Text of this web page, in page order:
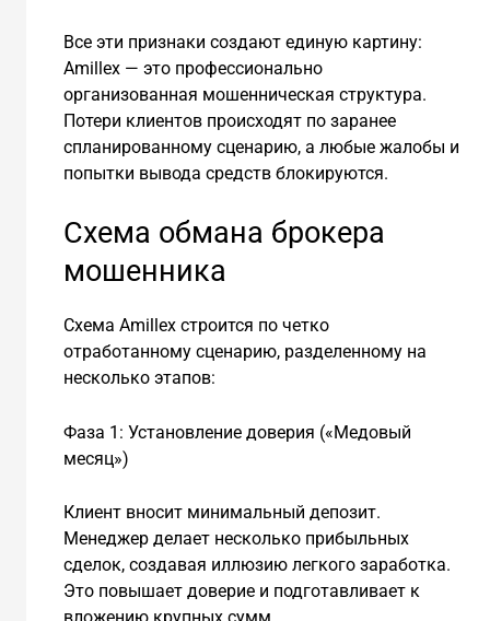
Все эти признаки создают единую картину:
Amillex — это профессионально
организованная мошенническая структура.
Потери клиентов происходят по заранее
спланированному сценарию, а любые жалобы и
попытки вывода средств блокируются.
Схема обмана брокера
мошенника
Схема Amillex строится по четко
отработанному сценарию, разделенному на
несколько этапов:
Фаза 1: Установление доверия («Медовый
месяц»)
Клиент вносит минимальный депозит.
Менеджер делает несколько прибыльных
сделок, создавая иллюзию легкого заработка.
Это повышает доверие и подготавливает к